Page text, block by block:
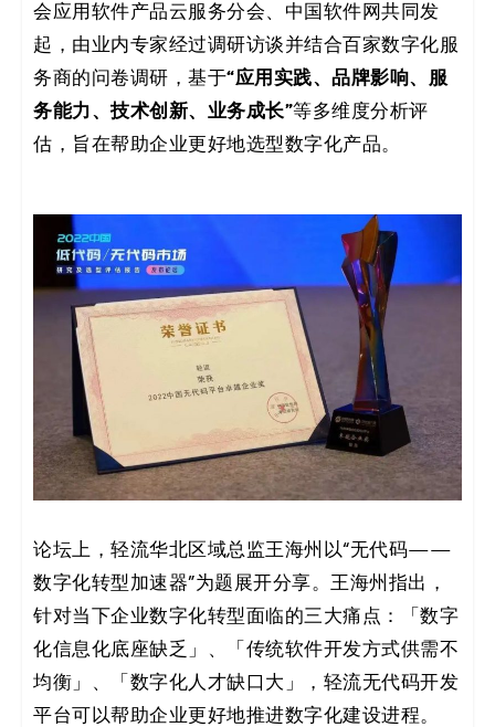
案
_
低
码
_
零
代
码
案
白
皮
书
会应用软件产品云服务分会、中国软件网共同发
起，由业内专家经过调研访谈并结合百家数字化服
务商的问卷调研，基于“应用实践、品牌影响、服
务能力、技术创新、业务成长”等多维度分析评
估，旨在帮助企业更好地选型数字化产品。
论坛上，轻流华北区域总监王海州以“无代码——
数字化转型加速器”为题展开分享。王海州指出，
针对当下企业数字化转型面临的三大痛点：「数字
化信息化底座缺乏」、「传统软件开发方式供需不
均衡」、「数字化人才缺口大」，轻流无代码开发
平台可以帮助企业更好地推进数字化建设进程。